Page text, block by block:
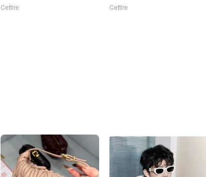
Cettire Cettire